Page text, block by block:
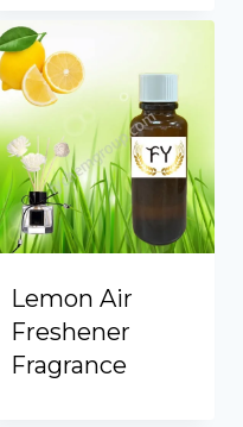
Lemon Air
Freshener
Fragrance